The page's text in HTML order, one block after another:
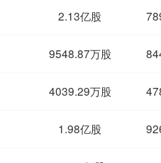
2.13亿股
9548.87万股
4039.29万股
1.98亿股